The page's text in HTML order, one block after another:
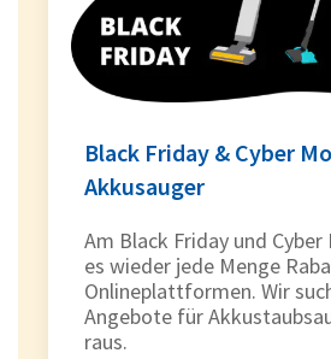
Black Friday & Cyber
Akkusauger
Am Black Friday und
es wieder jede Menge
Onlineplattformen. Wir
Angebote für
raus.